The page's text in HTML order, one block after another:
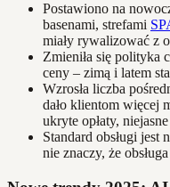
Postawiono na
basenami, strefami
miały rywalizować z
Zmieniła się polityka
ceny – zimą i latem
Wzrosła liczba
dało klientom więcej
ukryte opłaty,
Standard obsługi jest
nie znaczy, że